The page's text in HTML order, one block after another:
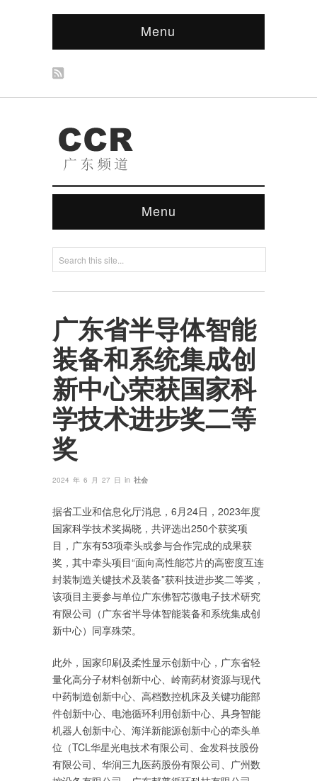
Menu
Menu
广东省半导体智能
装备和系统集成创
新中心荣获国家科
学技术进步奖二等
奖
2024 年 6 月 27 日 in 社会
据省工业和信息化厅消息，6月24日，2023年度
国家科学技术奖揭晓，共评选出250个获奖项
目，广东有53项牵头或参与合作完成的成果获
奖，其中牵头项目“面向高性能芯片的高密度互连
封装制造关键技术及装备”获科技进步奖二等奖，
该项目主要参与单位广东佛智芯微电子技术研究
有限公司（广东省半导体智能装备和系统集成创
新中心）同享殊荣。
此外，国家印刷及柔性显示创新中心，广东省轻
量化高分子材料创新中心、岭南药材资源与现代
中药制造创新中心、高档数控机床及关键功能部
件创新中心、电池循环利用创新中心、具身智能
机器人创新中心、海洋新能源创新中心的牵头单
位（TCL华星光电技术有限公司、金发科技股份
有限公司、华润三九医药股份有限公司、广州数